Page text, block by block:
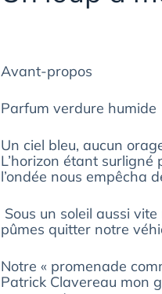
Avant-propos
Parfum verdure humide
Un ciel bleu, aucun
L’horizon étant
l’ondée nous empêcha
Sous un soleil aussi
pûmes quitter notre
Notre « promenade
Patrick Clavereau mon